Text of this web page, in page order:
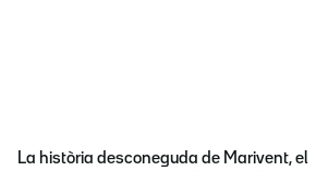
La història desconeguda de Marivent, el